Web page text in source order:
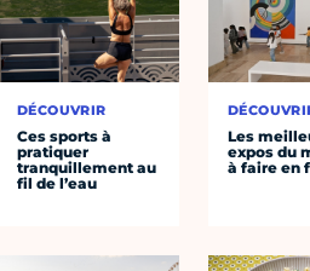
DÉCOUVRIR
Ces sports à
pratiquer
tranquillement au
fil de l’eau
Les
expos du
à faire en